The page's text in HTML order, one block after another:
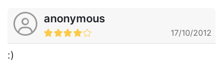
anonymous
17/10/2012
:)